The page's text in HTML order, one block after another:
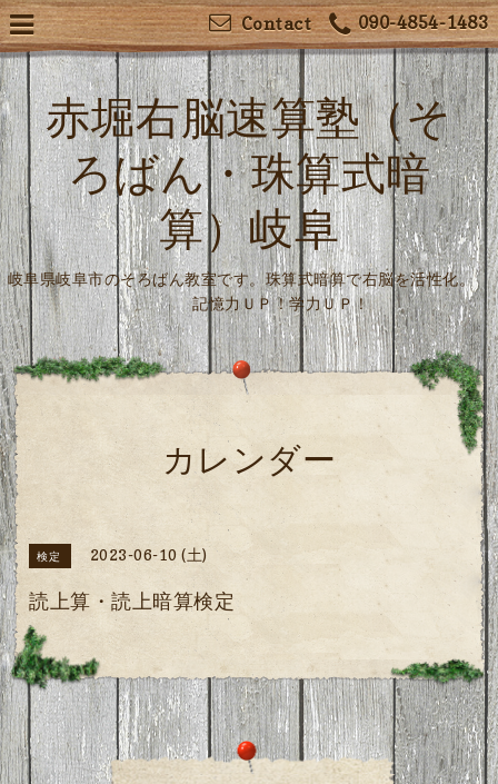
090-4854-1483
Contact
赤堀右脳速算塾（そ
ろばん・珠算式暗
算）岐阜
岐阜県岐阜市のそろばん教室です。珠算式暗算で右脳を活性化。
記憶力ＵＰ！学力ＵＰ！
カレンダー
検定 2023-06-10 (土)
読上算・読上暗算検定